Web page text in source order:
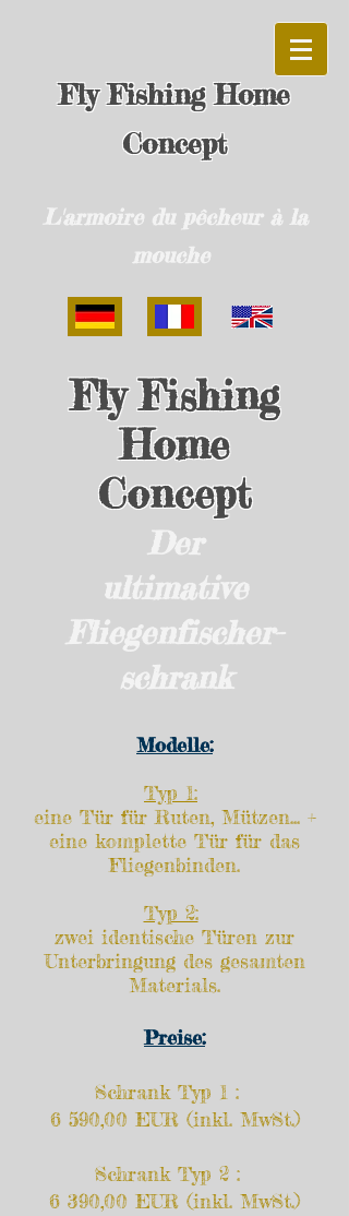
Fly Fishing Home
Concept
L'armoire du pêcheur à la
mouche
Fly Fishing
Home
Concept
Der
ultimative
Fliegenfischer-
schrank
Modelle:
Typ 1:
eine Tür für Ruten, Mützen... +
eine komplette Tür für das
Fliegenbinden.
Typ 2:
zwei identische Türen zur
Unterbringung des gesamten
Materials.
Preise:
Schrank Typ 1 :
6 590,00 EUR (inkl. MwSt.)
Schrank Typ 2 :
6 390,00 EUR (inkl. MwSt.)